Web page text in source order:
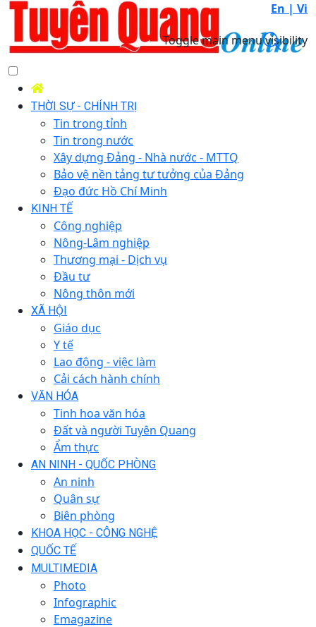
En | Vi
Toggle main menu visibility
THỜI SỰ - CHÍNH TRỊ
Tin trong tỉnh
Tin trong nước
Xây dựng Đảng - Nhà nước - MTTQ
Bảo vệ nền tảng tư tưởng của Đảng
Đạo đức Hồ Chí Minh
KINH TẾ
Công nghiệp
Nông-Lâm nghiệp
Thương mại - Dịch vụ
Đầu tư
Nông thôn mới
XÃ HỘI
Giáo dục
Y tế
Lao động - việc làm
Cải cách hành chính
VĂN HÓA
Tinh hoa văn hóa
Đất và người Tuyên Quang
Ẩm thực
AN NINH - QUỐC PHÒNG
An ninh
Quân sự
Biên phòng
KHOA HỌC - CÔNG NGHỆ
QUỐC TẾ
MULTIMEDIA
Photo
Infographic
Emagazine